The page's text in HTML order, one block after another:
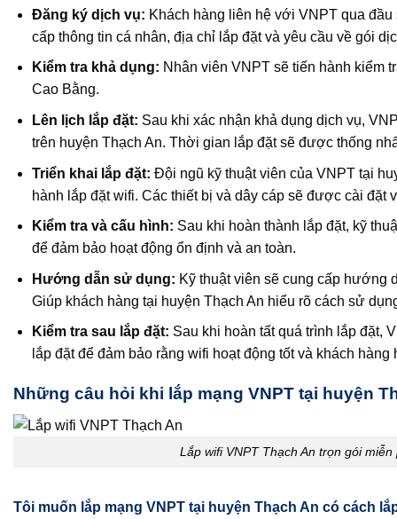
Đăng ký dịch vụ: Khách hàng liên hệ với VNPT qua
cấp thông tin cá nhân, địa chỉ lắp đặt và yêu cầu về gói
Kiểm tra khả dụng: Nhân viên VNPT sẽ tiến hành kiểm
Cao Bằng.
Lên lịch lắp đặt: Sau khi xác nhận khả dụng dịch vụ,
trên huyện Thạch An. Thời gian lắp đặt sẽ được thống
Triển khai lắp đặt: Đội ngũ kỹ thuật viên của VNPT tại
hành lắp đặt wifi. Các thiết bị và dây cáp sẽ được cài đặt
Kiểm tra và cấu hình: Sau khi hoàn thành lắp đặt, kỹ
để đảm bảo hoạt động ổn định và an toàn.
Hướng dẫn sử dụng: Kỹ thuật viên sẽ cung cấp hướng
Giúp khách hàng tại huyện Thạch An hiểu rõ cách sử
Kiểm tra sau lắp đặt: Sau khi hoàn tất quá trình lắp đặt,
lắp đặt để đảm bảo rằng wifi hoạt động tốt và khách
Những câu hỏi khi lắp mạng VNPT tại huyện
Lắp wifi VNPT Thạch An trọn gói
Tôi muốn lắp mạng VNPT tại huyện Thạch An có cách